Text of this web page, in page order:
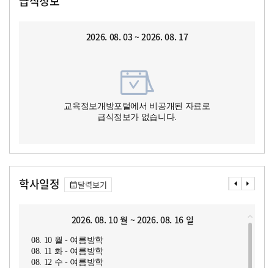
2026. 08. 03 ~ 2026. 08. 17
교육정보개방포털에서 비공개된 자료로
급식정보가 없습니다.
학사일정 달력보기
2026. 08. 10 월 ~ 2026. 08. 16 일
08. 10 월 - 여름방학
08. 11 화 - 여름방학
08. 12 수 - 여름방학